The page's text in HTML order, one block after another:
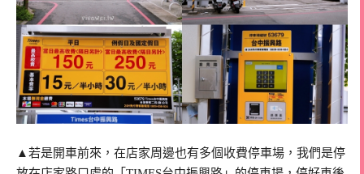
▲若是開車前來，在店家周邊也有多個收費停車場，我們是停